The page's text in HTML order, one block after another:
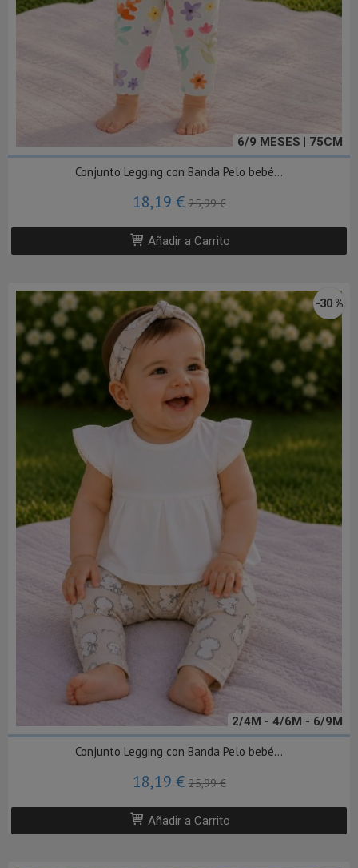
6/9 MESES | 75CM
Conjunto Legging con Banda Pelo bebé...
18,19 €25,99 €
Añadir a Carrito
2/4M - 4/6M - 6/9M
-30 %
Conjunto Legging con Banda Pelo bebé...
18,19 €25,99 €
Añadir a Carrito